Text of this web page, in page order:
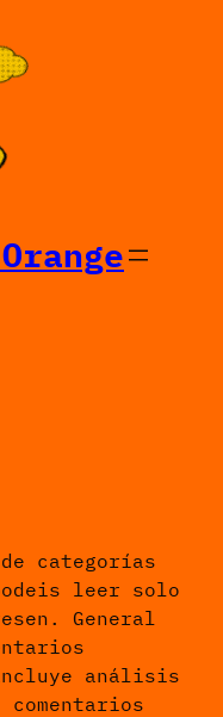
categorías
leer solo
General
análisis